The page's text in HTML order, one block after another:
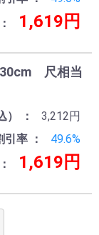
1,619円
尺相当
）
3,212円
引率
49.6%
1,619円